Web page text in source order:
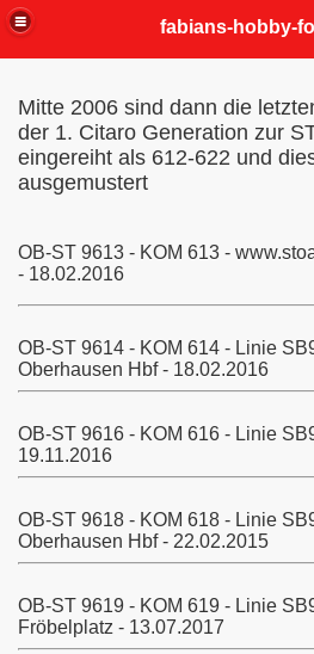
Mitte 2006 sind dann die
der 1. Citaro Generation zur
eingereiht als 612-622 und
ausgemustert
OB-ST 9613 - KOM 613 -
- 18.02.2016
OB-ST 9614 - KOM 614 - Linie
Oberhausen Hbf - 18.02.2016
OB-ST 9616 - KOM 616 - Linie
19.11.2016
OB-ST 9618 - KOM 618 - Linie
Oberhausen Hbf - 22.02.2015
OB-ST 9619 - KOM 619 - Linie
Fröbelplatz - 13.07.2017